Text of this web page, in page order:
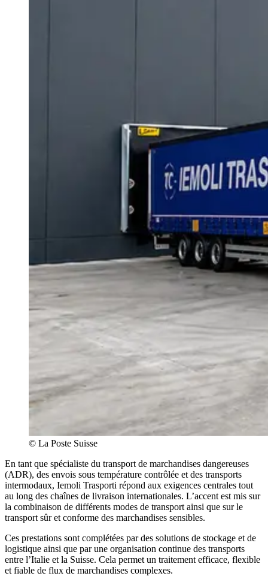
© La Poste Suisse
En tant que spécialiste du transport de marchandises dangereuses
(ADR), des envois sous température contrôlée et des transports
intermodaux, Iemoli Trasporti répond aux exigences centrales tout
au long des chaînes de livraison internationales. L’accent est mis sur
la combinaison de différents modes de transport ainsi que sur le
transport sûr et conforme des marchandises sensibles.
Ces prestations sont complétées par des solutions de stockage et de
logistique ainsi que par une organisation continue des transports
entre l’Italie et la Suisse. Cela permet un traitement efficace, flexible
et fiable de flux de marchandises complexes.